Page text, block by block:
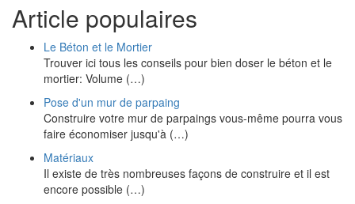
Article populaires
Le Béton et le Mortier
Trouver ici tous les conseils pour bien doser le béton et le
mortier: Volume (…)
Pose d'un mur de parpaing
Construire votre mur de parpaings vous-même pourra vous
faire économiser jusqu'à (…)
Matériaux
Il existe de très nombreuses façons de construire et il est
encore possible (…)